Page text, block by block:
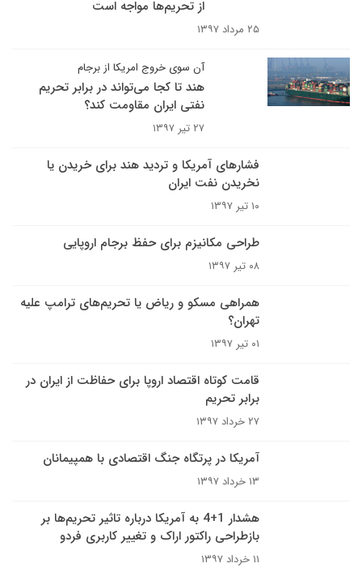
از تحریم‌ها مواجه است
۲۵ مرداد ۱۳۹۷
آن سوی خروج امریکا از برجام
هند تا کجا می‌تواند در برابر تحریم
نفتی ایران مقاومت کند؟
۲۷ تیر ۱۳۹۷
فشارهای آمریکا و تردید هند برای خریدن یا
نخریدن نفت ایران
۱۰ تیر ۱۳۹۷
طراحی مکانیزم برای حفظ برجام اروپایی
۰۸ تیر ۱۳۹۷
همراهی مسکو و ریاض یا تحریم‌های ترامپ علیه
تهران؟
۰۱ تیر ۱۳۹۷
قامت کوتاه اقتصاد اروپا برای حفاظت از ایران در
برابر تحریم‌
۲۷ خرداد ۱۳۹۷
آمریکا در پرتگاه جنگ اقتصادی با همپیمانان
۱۳ خرداد ۱۳۹۷
هشدار 1+4 به آمریکا درباره تاثیر تحریم‌ها بر
بازطراحی راکتور اراک و تغییر کاربری فردو
۱۱ خرداد ۱۳۹۷